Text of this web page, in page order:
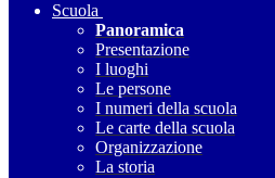
Scuola
Panoramica
Presentazione
I luoghi
Le persone
I numeri della scuola
Le carte della scuola
Organizzazione
La storia